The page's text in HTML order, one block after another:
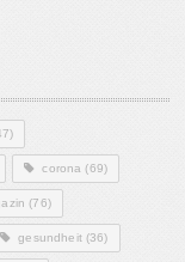
corona (69)
(76)
gesundheit(36)